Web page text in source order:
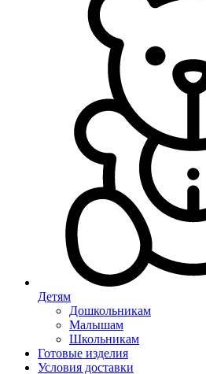
Детям
Дошкольникам
Малышам
Школьникам
Готовые изделия
Условия доставки